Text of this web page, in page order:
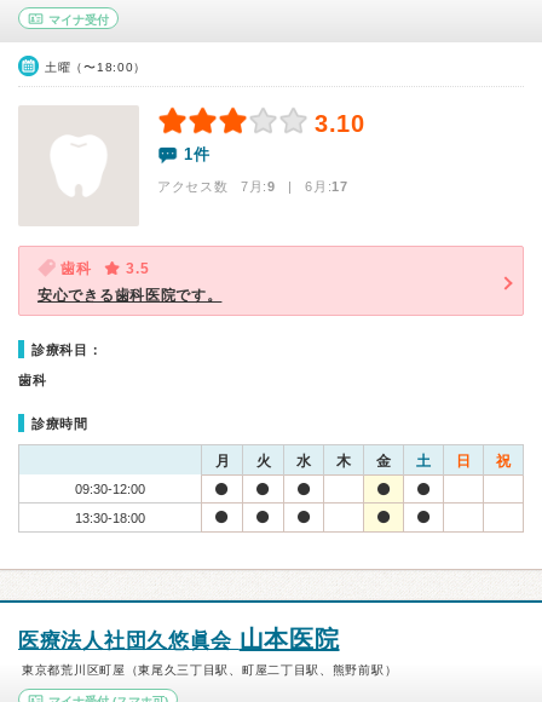
マイナ受付
土曜（〜18:00）
3.10
1件
アクセス数 7月:9 | 6月:17
歯科
3.5
安心できる歯科医院です。
診療科目：
歯科
診療時間
月 火 水 木 金 土 日 祝
09:30-12:00
13:30-18:00
医療法人社団久悠眞会 山本医院
東京都荒川区町屋（東尾久三丁目駅、町屋二丁目駅、熊野前駅）